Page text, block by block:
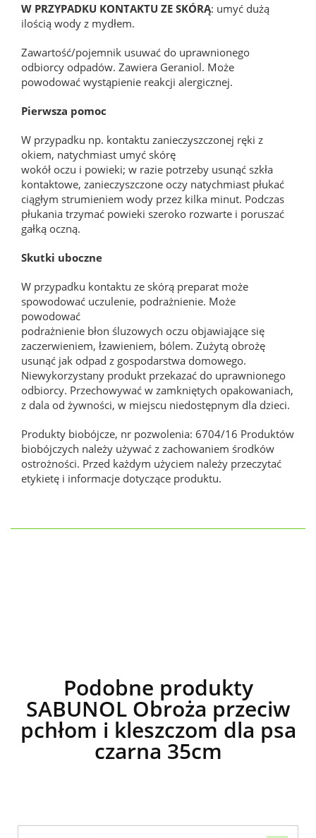
W PRZYPADKU KONTAKTU ZE SKÓRĄ: umyć dużą
ilością wody z mydłem.
Zawartość/pojemnik usuwać do uprawnionego
odbiorcy odpadów. Zawiera Geraniol. Może
powodować wystąpienie reakcji alergicznej.
Pierwsza pomoc
W przypadku np. kontaktu zanieczyszczonej ręki z
okiem, natychmiast umyć skórę
wokół oczu i powieki; w razie potrzeby usunąć szkła
kontaktowe, zanieczyszczone oczy natychmiast płukać
ciągłym strumieniem wody przez kilka minut. Podczas
płukania trzymać powieki szeroko rozwarte i poruszać
gałką oczną.
Skutki uboczne
W przypadku kontaktu ze skórą preparat może
spowodować uczulenie, podrażnienie. Może
powodować
podrażnienie błon śluzowych oczu objawiające się
zaczerwieniem, łzawieniem, bólem. Zużytą obrożę
usunąć jak odpad z gospodarstwa domowego.
Niewykorzystany produkt przekazać do uprawnionego
odbiorcy. Przechowywać w zamkniętych opakowaniach,
z dala od żywności, w miejscu niedostępnym dla dzieci.
Produkty biobójcze, nr pozwolenia: 6704/16 Produktów
biobójczych należy używać z zachowaniem środków
ostrożności. Przed każdym użyciem należy przeczytać
etykietę i informacje dotyczące produktu.
Podobne produkty
SABUNOL Obroża przeciw
pchłom i kleszczom dla psa
czarna 35cm